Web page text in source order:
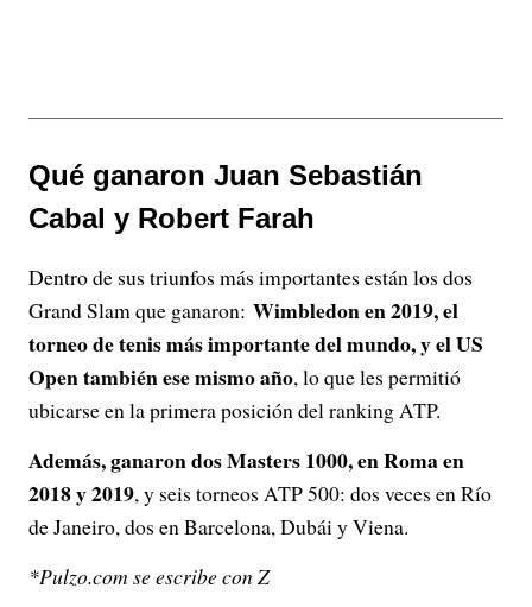
Qué ganaron Juan Sebastián
Cabal y Robert Farah
Dentro de sus triunfos más importantes están los dos
Grand Slam que ganaron: Wimbledon en 2019, el
torneo de tenis más importante del mundo, y el US
Open también ese mismo año, lo que les permitió
ubicarse en la primera posición del ranking ATP.
Además, ganaron dos Masters 1000, en Roma en
2018 y 2019, y seis torneos ATP 500: dos veces en Río
de Janeiro, dos en Barcelona, Dubái y Viena.
*Pulzo.com se escribe con Z